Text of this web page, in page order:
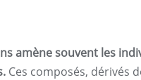
amène souvent les
Ces composés, dérivés